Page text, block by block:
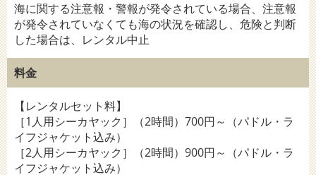
海に関する注意報・警報が発令されている場合、注意報
が発令されていなくても海の状況を確認し、危険と判断
した場合は、レンタル中止
料金
【レンタルセット料】
［1人用シーカヤック］（2時間）700円～（パドル・ラ
イフジャケット込み）
［2人用シーカヤック］（2時間）900円～（パドル・ラ
イフジャケット込み）